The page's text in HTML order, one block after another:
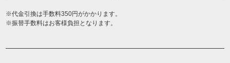
代金引換は手数料350円がかかります。
振替手数料はお客様負担となります。